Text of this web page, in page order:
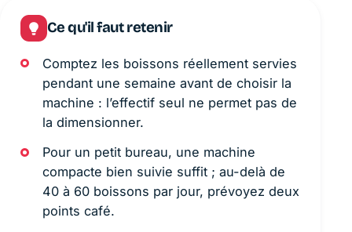
Ce qu'il faut retenir
Comptez les boissons réellement servies
pendant une semaine avant de choisir la
machine : l’effectif seul ne permet pas de
la dimensionner.
Pour un petit bureau, une machine
compacte bien suivie suffit ; au-delà de
40 à 60 boissons par jour, prévoyez deux
points café.